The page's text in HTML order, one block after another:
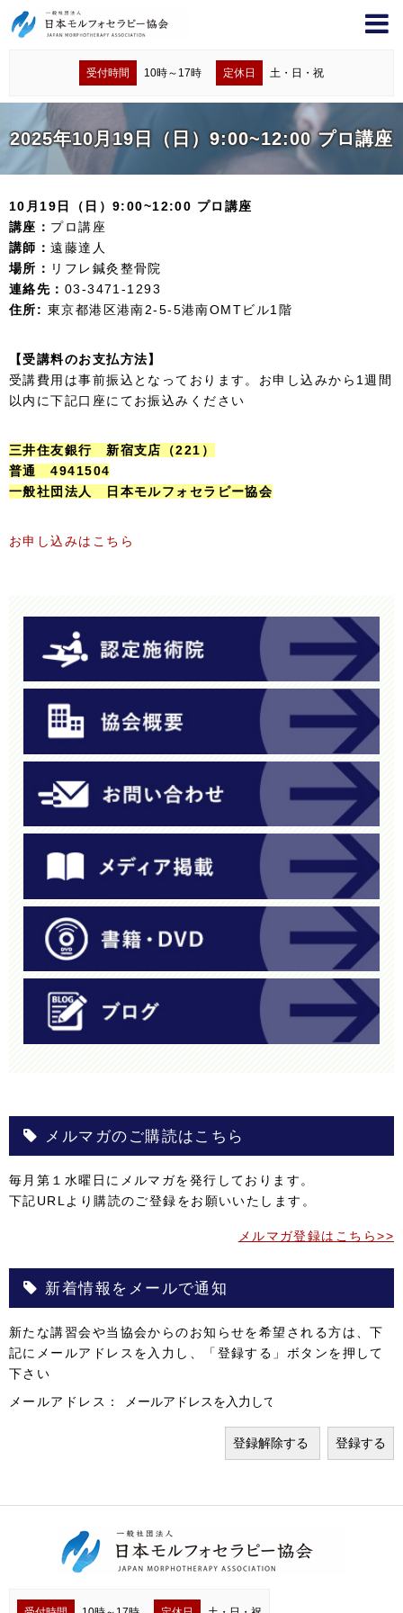
受付時間 10時～17時 定休日 土・日・祝
2025年10月19日（日）9:00~12:00 プロ講座
10月19日（日）9:00~12:00 プロ講座
講座： プロ講座
講師：遠藤達人
場所： リフレ鍼灸整骨院
連絡先： 03-3471-1293
住所: 東京都港区港南2-5-5港南OMTビル1階
【受講料のお支払方法】
受講費用は事前振込となっております。お申し込みから1週間
以内に下記口座にてお振込みください
三井住友銀行 新宿支店（221）
普通 4941504
一般社団法人 日本モルフォセラピー協会
お申し込みはこちら
メルマガのご購読はこちら
毎月第１水曜日にメルマガを発行しております。
下記URLより購読のご登録をお願いいたします。
メルマガ登録はこちら>>
新着情報をメールで通知
新たな講習会や当協会からのお知らせを希望される方は、下
記にメールアドレスを入力し、「登録する」ボタンを押して
下さい
メールアドレス：